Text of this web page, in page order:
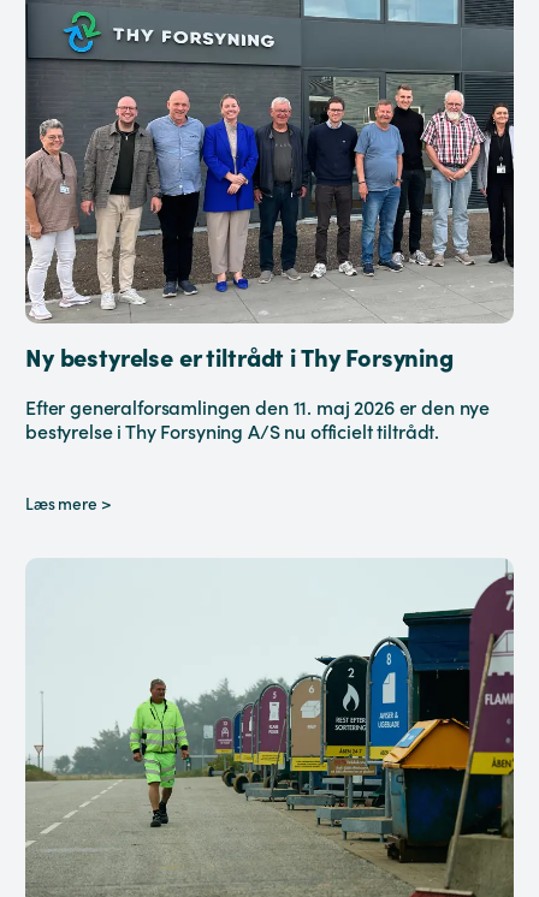
Ny bestyrelse er tiltrådt i Thy Forsyning
Efter generalforsamlingen den 11. maj 2026 er den nye
bestyrelse i Thy Forsyning A/S nu officielt tiltrådt.
Læs mere >